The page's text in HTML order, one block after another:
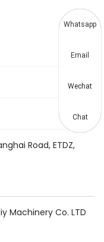
Road, ETDZ,
Machinery Co. LTD
Whatsapp
Email
Wechat
Chat